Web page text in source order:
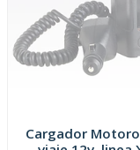
Cargador